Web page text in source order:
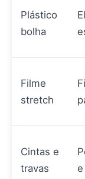
Plástico
bolha
Filme
stretch
Cintas e
travas